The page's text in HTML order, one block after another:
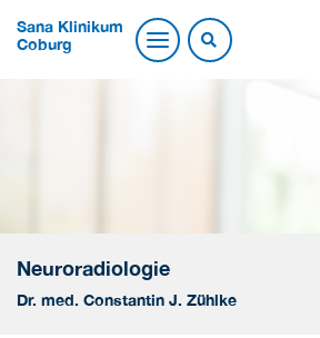
Sana Klinikum
Coburg
Neuroradiologie
Dr. med. Constantin J. Zühlke